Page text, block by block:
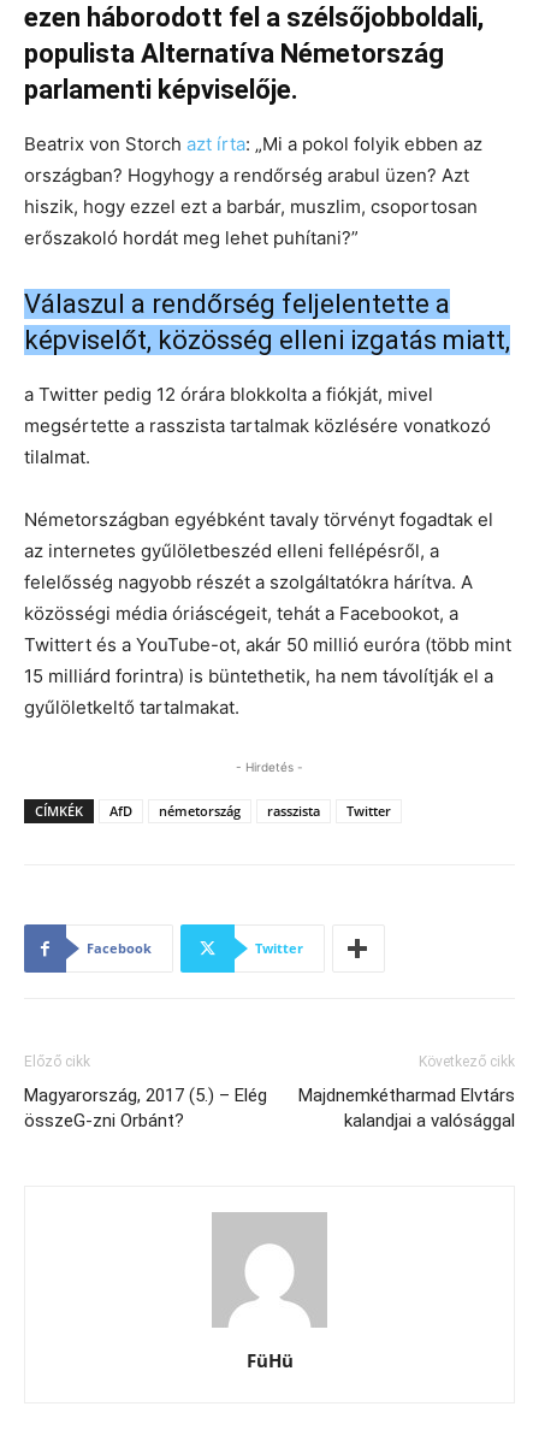
ezen háborodott fel a szélsőjobboldali,
populista Alternatíva Németország
parlamenti képviselője.
Beatrix von Storch azt írta: „Mi a pokol folyik ebben az
országban? Hogyhogy a rendőrség arabul üzen? Azt
hiszik, hogy ezzel ezt a barbár, muszlim, csoportosan
erőszakoló hordát meg lehet puhítani?”
Válaszul a rendőrség feljelentette a
képviselőt, közösség elleni izgatás miatt,
a Twitter pedig 12 órára blokkolta a fiókját, mivel
megsértette a rasszista tartalmak közlésére vonatkozó
tilalmat.
Németországban egyébként tavaly törvényt fogadtak el
az internetes gyűlöletbeszéd elleni fellépésről, a
felelősség nagyobb részét a szolgáltatókra hárítva. A
közösségi média óriáscégeit, tehát a Facebookot, a
Twittert és a YouTube-ot, akár 50 millió euróra (több mint
15 milliárd forintra) is büntethetik, ha nem távolítják el a
gyűlöletkeltő tartalmakat.
- Hirdetés -
CÍMKÉK AfD németország rasszista Twitter
Facebook Twitter
Előző cikk
Magyarország, 2017 (5.) – Elég
összeG-zni Orbánt?
Következő cikk
Majdnemkétharmad Elvtárs
kalandjai a valósággal
FüHü